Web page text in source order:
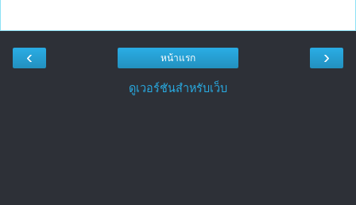
‹ ›
หน้าแรก
ดูเวอร์ชันสำหรับเว็บ